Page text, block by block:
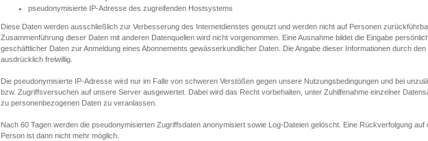
pseudonymisierte IP-Adresse des zugreifenden Hostsystems
Diese Daten werden ausschließlich zur Verbesserung des Internetdienstes genutzt und werden nicht auf Personen
Zusammenführung dieser Daten mit anderen Datenquellen wird nicht vorgenommen. Eine Ausnahme bildet die Eingabe
geschäftlicher Daten zur Anmeldung eines Abonnements gewässerkundlicher Daten. Die Angabe dieser Informationen durch
ausdrücklich freiwillig.
Die pseudonymisierte IP-Adresse wird nur im Falle von schweren Verstößen gegen unsere Nutzungsbedingungen und bei
bzw. Zugriffsversuchen auf unsere Server ausgewertet. Dabei wird das Recht vorbehalten, unter Zuhilfenahme einzelner
zu personenbezogenen Daten zu veranlassen.
Nach 60 Tagen werden die pseudonymisierten Zugriffsdaten anonymisiert sowie Log-Dateien gelöscht. Eine Rückverfolgung auf
Person ist dann nicht mehr möglich.